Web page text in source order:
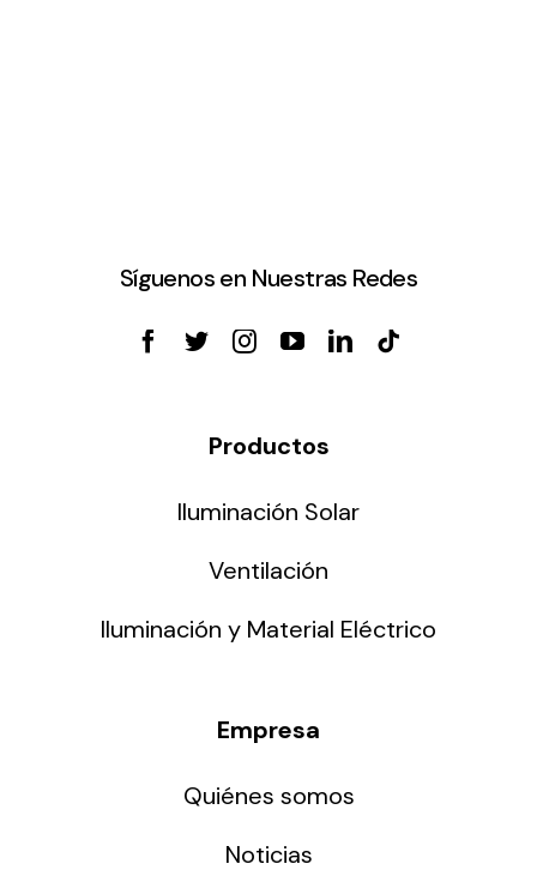
Síguenos en Nuestras Redes
Productos
Iluminación Solar
Ventilación
Iluminación y Material Eléctrico
Empresa
Quiénes somos
Noticias